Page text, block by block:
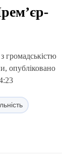
громадськістю
опубліковано